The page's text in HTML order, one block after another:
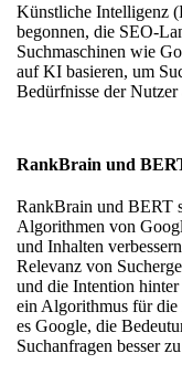
Künstliche Intelligenz
begonnen, die SEO-
Suchmaschinen wie
auf KI basieren, um
Bedürfnisse der Nutzer
RankBrain und
RankBrain und BERT
Algorithmen von
und Inhalten
Relevanz von
und die Intention
ein Algorithmus für die
es Google, die
Suchanfragen besser